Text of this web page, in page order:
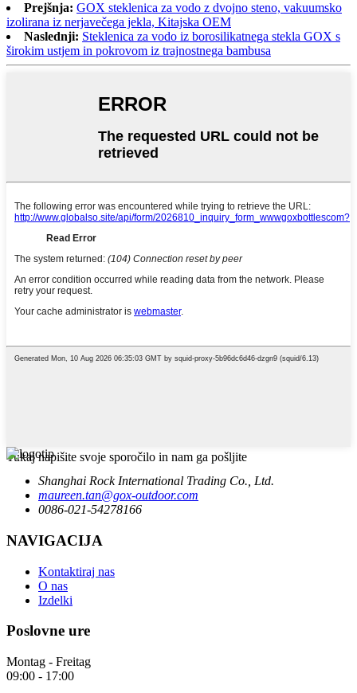
Prejšnja: GOX steklenica za vodo z dvojno steno, vakuumsko
izolirana iz nerjavečega jekla, Kitajska OEM
Naslednji: Steklenica za vodo iz borosilikatnega stekla GOX s
širokim ustjem in pokrovom iz trajnostnega bambusa
Tukaj napišite svoje sporočilo in nam ga pošljite
Shanghai Rock International Trading Co., Ltd.
maureen.tan@gox-outdoor.com
0086-021-54278166
NAVIGACIJA
Kontaktiraj nas
O nas
Izdelki
Poslovne ure
Montag - Freitag
09:00 - 17:00